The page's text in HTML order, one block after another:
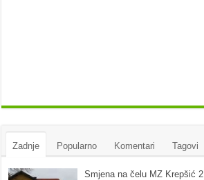
Zadnje Popularno Komentari Tagovi
Smjena na čelu MZ Krepšić 2